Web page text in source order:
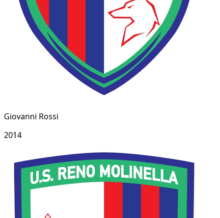
Giovanni Rossi
2014